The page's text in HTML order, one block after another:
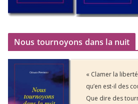
Nous tournoyons dans la nuit
« Clamer la
qu’en est-il des
Que dire des